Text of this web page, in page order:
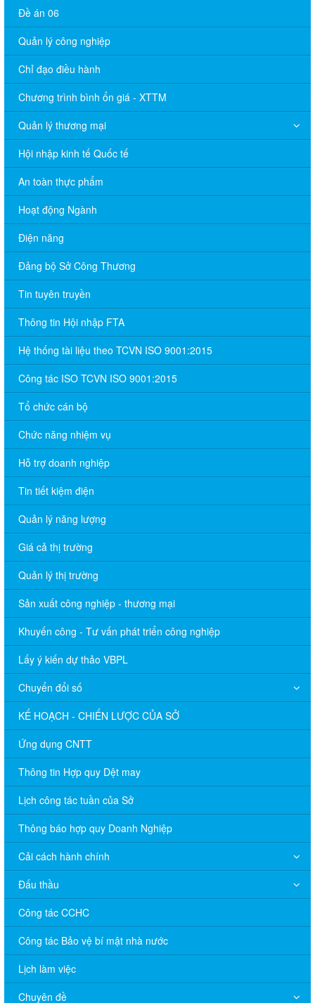
Đề án 06
Quản lý công nghiệp
Chỉ đạo điều hành
Chương trình bình ổn giá - XTTM
Quản lý thương mại
Hội nhập kinh tế Quốc tế
An toàn thực phẩm
Hoạt động Ngành
Điện năng
Đảng bộ Sở Công Thương
Tin tuyên truyền
Thông tin Hội nhập FTA
Hệ thống tài liệu theo TCVN ISO 9001:2015
Công tác ISO TCVN ISO 9001:2015
Tổ chức cán bộ
Chức năng nhiệm vụ
Hỗ trợ doanh nghiệp
Tin tiết kiệm điện
Quản lý năng lượng
Giá cả thị trường
Quản lý thị trường
Sản xuất công nghiệp - thương mại
Khuyến công - Tư vấn phát triển công nghiệp
Lấy ý kiến dự thảo VBPL
Chuyển đổi số
KẾ HOẠCH - CHIẾN LƯỢC CỦA SỞ
Ứng dụng CNTT
Thông tin Hợp quy Dệt may
Lịch công tác tuần của Sở
Thông báo hợp quy Doanh Nghiệp
Cải cách hành chính
Đấu thầu
Công tác CCHC
Công tác Bảo vệ bí mật nhà nước
Lịch làm việc
Chuyên đề